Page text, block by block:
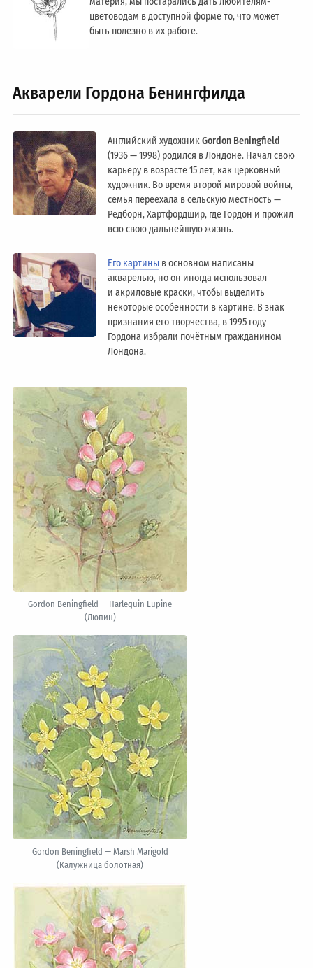
цветоводам в доступной форме то, что может
быть полезно в их работе.
Акварели Гордона Бенингфилда
Английский художникGordon Beningfield
(1936 — 1998) родился в Лондоне. Начал свою
карьеру в возрасте 15 лет, как церковный
художник. Во время второй мировой войны,
семья переехала в сельскую местность —
Редборн, Хартфордшир, где Гордон и прожил
всю свою дальнейшую жизнь.
Его картины в основном написаны
акварелью, но он иногда использовал
и акриловые краски, чтобы выделить
некоторые особенности в картине. В знак
признания его творчества, в 1995 году
Гордона избрали почётным гражданином
Лондонa.
Gordon Beningfield — Harlequin Lupine
(Люпин)
Gordon Beningfield — Marsh Marigold
(Калужница болотная)